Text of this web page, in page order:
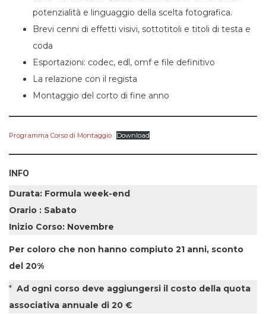
potenzialità e linguaggio della scelta fotografica.
Brevi cenni di effetti visivi, sottotitoli e titoli di testa e
coda
Esportazioni: codec, edl, omf e file definitivo
La relazione con il regista
Montaggio del corto di fine anno
Programma Corso di Montaggio Download
INFO
Durata: Formula week-end
Orario : Sabato
Inizio Corso: Novembre
Per coloro che non hanno compiuto 21 anni, sconto
del 20%
* Ad ogni corso deve aggiungersi il costo della quota
associativa annuale di 20 €